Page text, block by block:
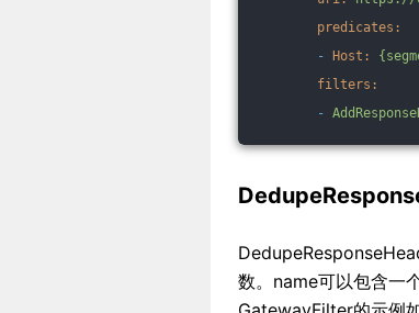
predicates:
-
Host:
filters:
-
数。name可以包含一